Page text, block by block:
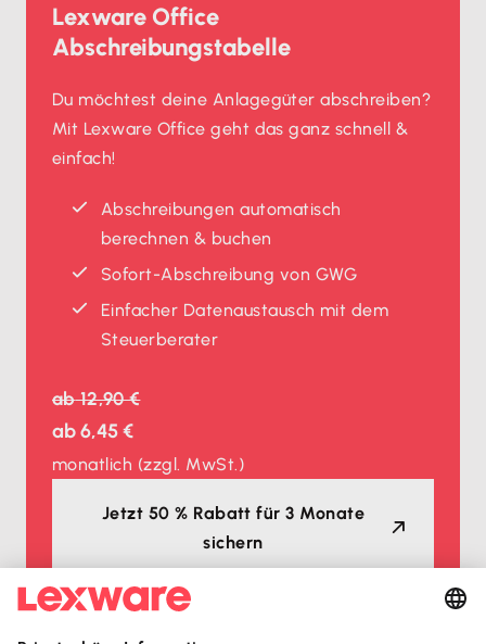
Lexware Office
Abschreibungstabelle
Du möchtest deine Anlagegüter abschreiben?
Mit Lexware Office geht das ganz schnell &
einfach!
Abschreibungen automatisch
berechnen & buchen
Sofort-Abschreibung von GWG
Einfacher Datenaustausch mit dem
Steuerberater
ab12,90 €
ab6,45 €
monatlich (zzgl. MwSt.)
Jetzt 50 % Rabatt für 3 Monate
sichern
Auszeichnungen